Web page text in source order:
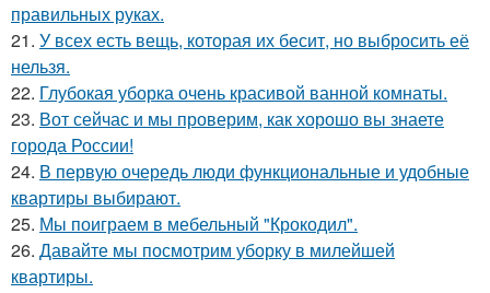
правильных руках.
21. У всех есть вещь, которая их бесит, но выбросить её
нельзя.
22. Глубокая уборка очень красивой ванной комнаты.
23. Вот сейчас и мы проверим, как хорошо вы знаете
города России!
24. В первую очередь люди функциональные и удобные
квартиры выбирают.
25. Мы поиграем в мебельный "Крокодил".
26. Давайте мы посмотрим уборку в милейшей
квартиры.